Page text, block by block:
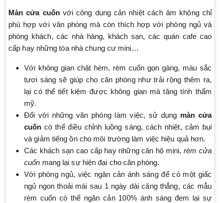
Màn cửa cuốnvới công dụng cản nhiệt cách âm không chỉ
phù hợp với văn phòng mà còn thích hợp với phòng ngủ và
phòng khách, các nhà hàng, khách sạn, các quán cafe cao
cấp hay những tòa nhà chung cư mini…
Với không gian chật hèm, rèm cuốn gọn gàng, màu sắc
tươi sáng sẽ giúp cho căn phòng như trải rộng thêm ra,
lại có thể tiết kiệm được không gian mà tăng tính thẩm
mỹ.
Đối với những văn phòng làm việc, sử dụngmàn cửa
cuốn có thể điều chỉnh luồng sáng, cách nhiệt, cảm bụi
và giảm tiếng ồn cho môi trường làm việc hiệu quả hơn.
Các khách sạn cao cấp hay những căn hộ mini, rèm cửa
cuốn mang lại sự hiện đại cho căn phòng.
Với phòng ngủ, việc ngăn cản ánh sáng để có một giấc
ngủ ngon thoải mái sau 1 ngày dài căng thẳng, các mẫu
rèm cuốn có thể ngăn cản 100% ánh sáng đem lại sự